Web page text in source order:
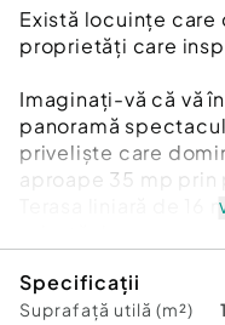
Există locuințe care
proprietăți care
Imaginați-vă că vă
panoramă
priveliște care
aproape 35 mp
Terasa liniară de 16
discret.
Specificații
Suprafață utilă (m²)